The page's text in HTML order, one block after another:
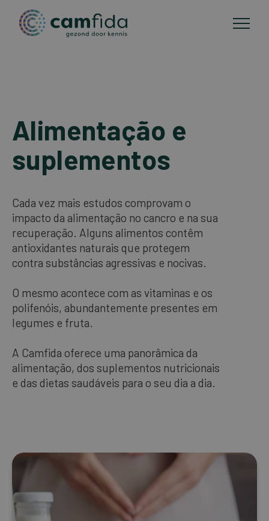
para
principal
Alimentação e
suplementos
Cada vez mais estudos comprovam o
impacto da alimentação no cancro e na sua
recuperação. Alguns alimentos contêm
antioxidantes naturais que protegem
contra substâncias agressivas e nocivas.
O mesmo acontece com as vitaminas e os
polifenóis, abundantemente presentes em
legumes e fruta.
A Camfida oferece uma panorâmica da
alimentação, dos suplementos nutricionais
e das dietas saudáveis para o seu dia a dia.
Métodos CAM
Publicações
Sobre a Camfida
Contactos
Os nossos best-sellers